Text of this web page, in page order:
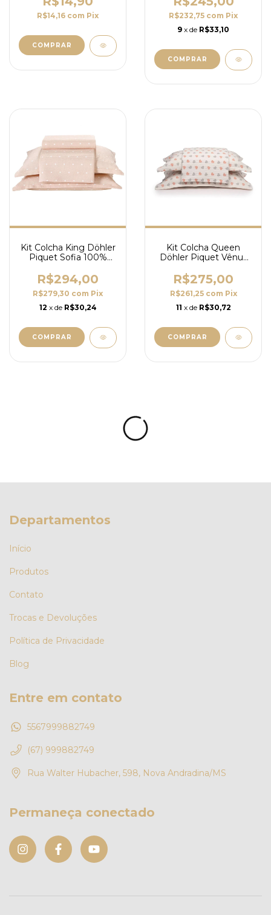
R$14,16 com Pix
COMPRAR
R$232,75 com Pix
9 x de R$33,10
Kit Colcha King Döhler
Piquet Sofia 100%
R$294,00
R$279,30 com Pix
12 x de R$30,24
Kit Colcha Queen
Döhler Piquet Vênus
Corações - 3 Peças
R$275,00
R$261,25 com Pix
11 x de R$30,72
Departamentos
Início
Produtos
Contato
Trocas e Devoluções
Política de Privacidade
Blog
Entre em contato
5567999882749
(67) 999882749
Rua Walter Hubacher, 598, Nova Andradina/MS
Permaneça conectado